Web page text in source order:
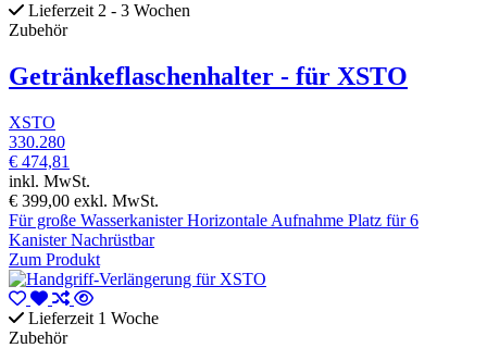
Lieferzeit 2 - 3 Wochen
Zubehör
Getränkeflaschenhalter - für XSTO
XSTO
330.280
€ 474,81
inkl. MwSt.
€ 399,00 exkl. MwSt.
Für große Wasserkanister Horizontale Aufnahme Platz für 6
Kanister Nachrüstbar
Zum Produkt
Lieferzeit 1 Woche
Zubehör